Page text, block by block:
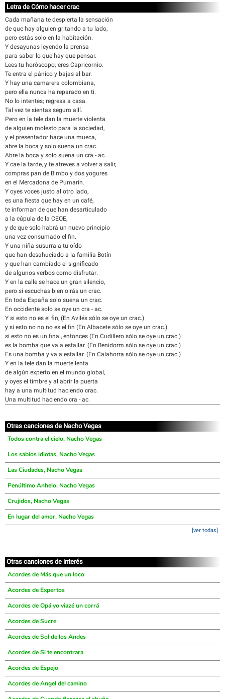
Letra de Cómo hacer crac
Cada mañana te despierta la sensación
de que hay alguien gritando a tu lado,
pero estás solo en la habitación.
Y desayunas leyendo la prensa
para saber lo que hay que pensar.
Lees tu horóscopo; eres Capricornio.
Te entra el pánico y bajas al bar.
Y hay una camarera colombiana,
pero ella nunca ha reparado en ti.
No lo intentes; regresa a casa.
Tal vez te sientas seguro allí.
Pero en la tele dan la muerte violenta
de alguien molesto para la sociedad,
y el presentador hace una mueca,
abre la boca y solo suena un crac.
Abre la boca y solo suena un cra - ac.
Y cae la tarde, y te atreves a volver a salir,
compras pan de Bimbo y dos yogures
en el Mercadona de Pumarín.
Y oyes voces justo al otro lado,
es una fiesta que hay en un café,
te informan de que han desarticulado
a la cúpula de la CEOE,
y de que solo habrá un nuevo principio
una vez consumado el fin.
Y una niña susurra a tu oído
que han desahuciado a la familia Botín
y que han cambiado el significado
de algunos verbos como disfrutar.
Y en la calle se hace un gran silencio,
pero si escuchas bien oirás un crac.
En toda España solo suena un crac.
En occidente solo se oye un cra - ac.
Y si esto no es el fin, (En Avilés sólo se oye un crac.)
y si esto no no no es el fin (En Albacete sólo se oye un crac.)
si esto no es un final, entonces (En Cudillero sólo se oye un crac.)
es la bomba que va a estallar. (En Benidorm sólo se oye un crac.)
Es una bomba y va a estallar. (En Calahorra sólo se oye un crac.)
Y en la tele dan la muerte lenta
de algún experto en el mundo global,
y oyes el timbre y al abrir la puerta
hay a una multitud haciendo crac.
Una multitud haciendo cra - ac.
Otras canciones de Nacho Vegas
Todos contra el cielo, Nacho Vegas
Los sabios idiotas, Nacho Vegas
Las Ciudades, Nacho Vegas
Penúltimo Anhelo, Nacho Vegas
Crujidos, Nacho Vegas
En lugar del amor, Nacho Vegas
[ver todas]
Otras canciones de interés
Acordes de Más que un loco
Acordes de Expertos
Acordes de Opá yo viazé un corrá
Acordes de Sucre
Acordes de Sol de los Andes
Acordes de Si te encontrara
Acordes de Espejo
Acordes de Angel del camino